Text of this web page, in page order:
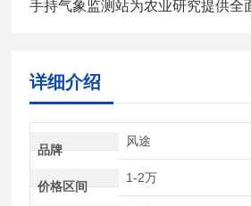
手持气象监测站为农业研究提供全
详细介绍
品牌
风途
价格区间
1-2万